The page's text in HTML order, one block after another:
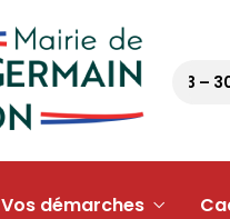
Pétanque tour 63 – 30
Vos démarches